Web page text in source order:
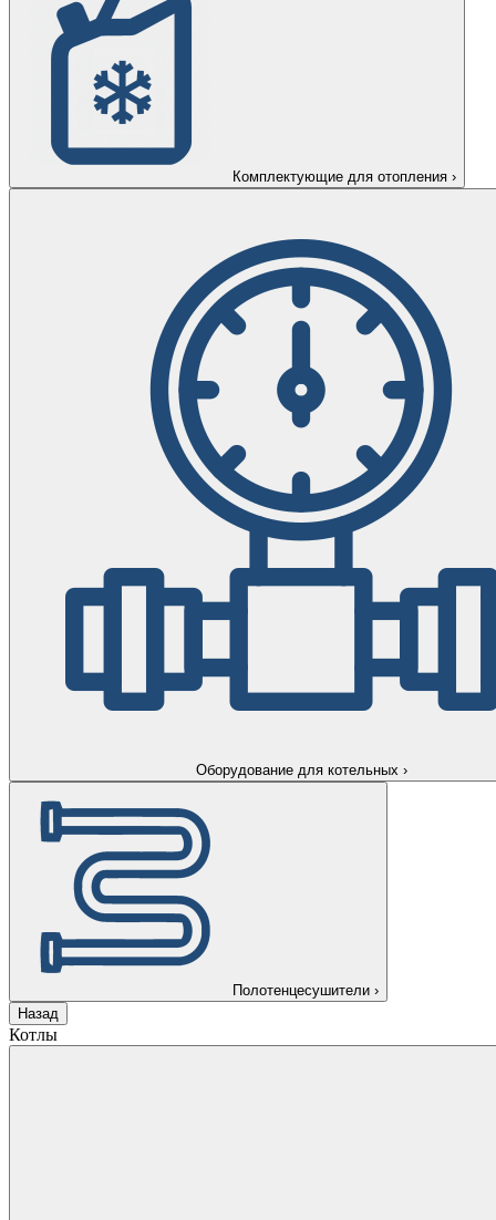
Комплектующие для отопления ›
Оборудование для котельных ›
Полотенцесушители ›
Назад
Котлы